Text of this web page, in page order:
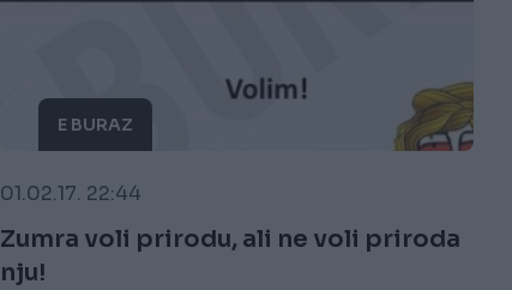
E BURAZ
01.02.17. 22:44
Zumra voli prirodu, ali ne voli priroda
nju!